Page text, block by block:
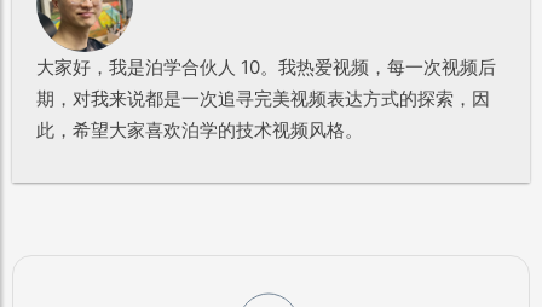
大家好，我是泊学合伙人 10。我热爱视频，每一次视频后
期，对我来说都是一次追寻完美视频表达方式的探索，因
此，希望大家喜欢泊学的技术视频风格。